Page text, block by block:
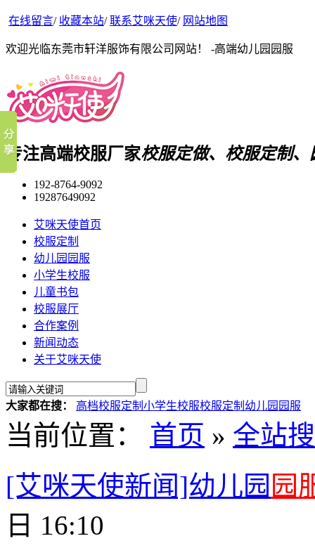
在线留言/ 收藏本站/联系艾咪天使/ 网站地图
欢迎光临东莞市轩洋服饰有限公司网站！ -高端幼儿园园服
专注高端校服厂家校服定做、校服定制
192-8764-9092
19287649092
艾咪天使首页
校服定制
幼儿园园服
小学生校服
儿童书包
校服展厅
合作案例
新闻动态
关于艾咪天使
大家都在搜： 高档校服定制 小学生校服校服定制 幼儿园园服
当前位置： 首页 » 全站
[艾咪天使新闻]幼儿园 园
日 16:10